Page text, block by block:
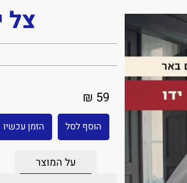
צל
59 ₪
הוסף לסל הזמן עכשיו
על המוצר